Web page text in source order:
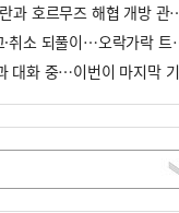
美 "조만간 이란과 호르무
이란 공습 경고